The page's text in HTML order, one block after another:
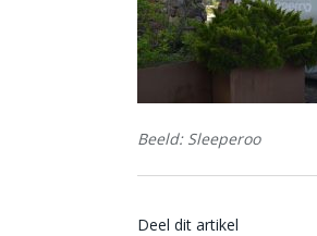
Beeld: Sleeperoo
Deel dit artikel